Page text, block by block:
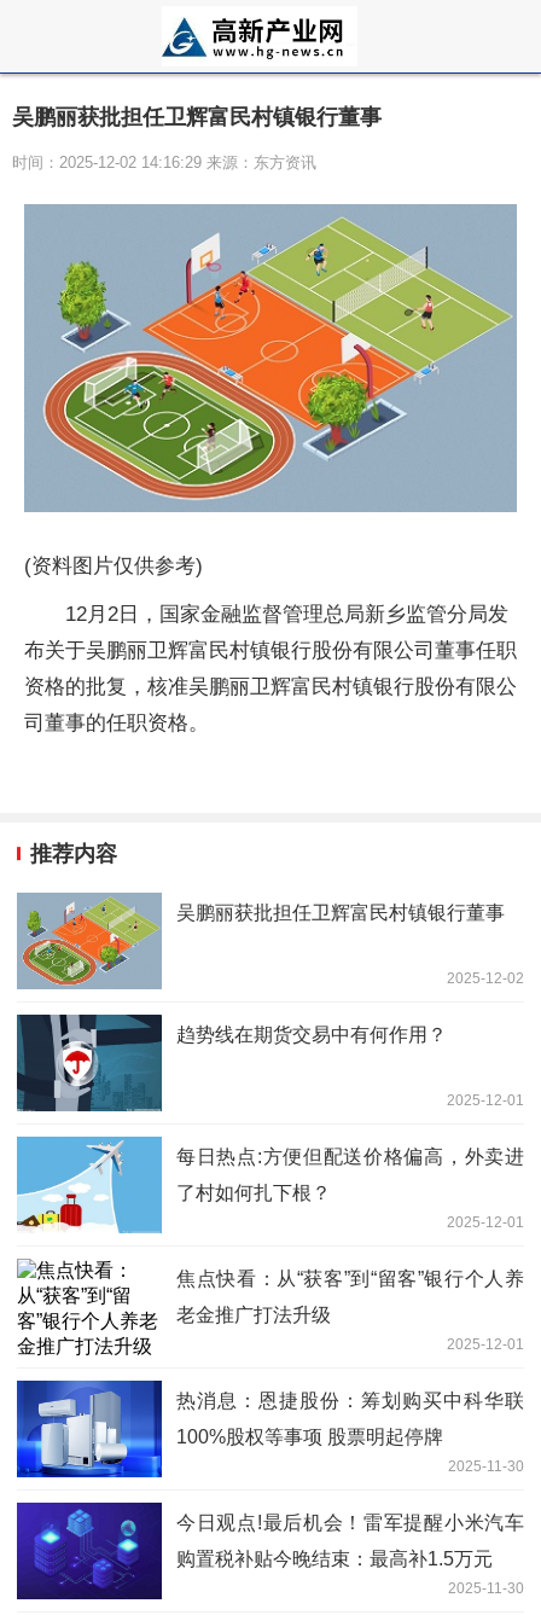
吴鹏丽获批担任卫辉富民村镇银行董事
时间：2025-12-02 14:16:29 来源：东方资讯
(资料图片仅供参考)
12月2日，国家金融监督管理总局新乡监管分局发
布关于吴鹏丽卫辉富民村镇银行股份有限公司董事任职
资格的批复，核准吴鹏丽卫辉富民村镇银行股份有限公
司董事的任职资格。
推荐内容
吴鹏丽获批担任卫辉富民村镇银行董事
2025-12-02
趋势线在期货交易中有何作用？
2025-12-01
每日热点:方便但配送价格偏高，外卖进
了村如何扎下根？
2025-12-01
焦点快看：从“获客”到“留客”银行个人养
老金推广打法升级
2025-12-01
热消息：恩捷股份：筹划购买中科华联
100%股权等事项 股票明起停牌
2025-11-30
今日观点!最后机会！雷军提醒小米汽车
购置税补贴今晚结束：最高补1.5万元
2025-11-30